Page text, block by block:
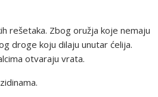
rešetaka. Zbog oružja koje nemaju
droge koju dilaju unutar ćelija.
otvaraju vrata.